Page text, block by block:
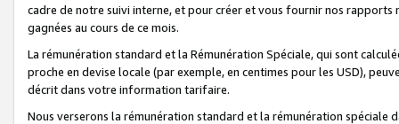
cadre de notre suivi interne, et pour créer et vous fournir nos
gagnées au cours de ce mois.
La rémunération standard et la Rémunération Spéciale, qui sont
proche en devise locale (par exemple, en centimes pour les USD),
décrit dans votre information tarifaire.
Nous verserons la rémunération standard et la rémunération spéciale